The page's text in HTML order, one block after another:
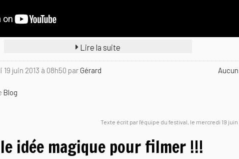
Lire la suite
19 juin 2013 à 08h50 par Gérard
Blog
Texte écrit par l'équipe du festival, le mercredi 19 juin
idée magique pour filmer !!!